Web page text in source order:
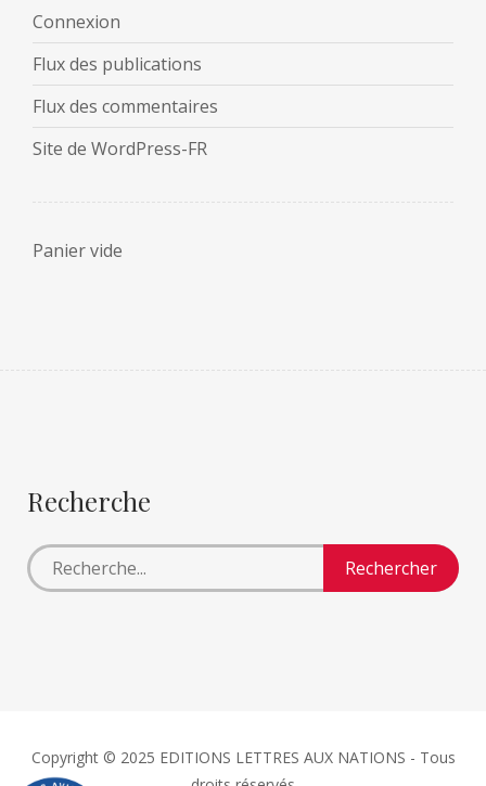
Connexion
Flux des publications
Flux des commentaires
Site de WordPress-FR
Panier vide
Recherche
Copyright © 2025 EDITIONS LETTRES AUX NATIONS - Tous